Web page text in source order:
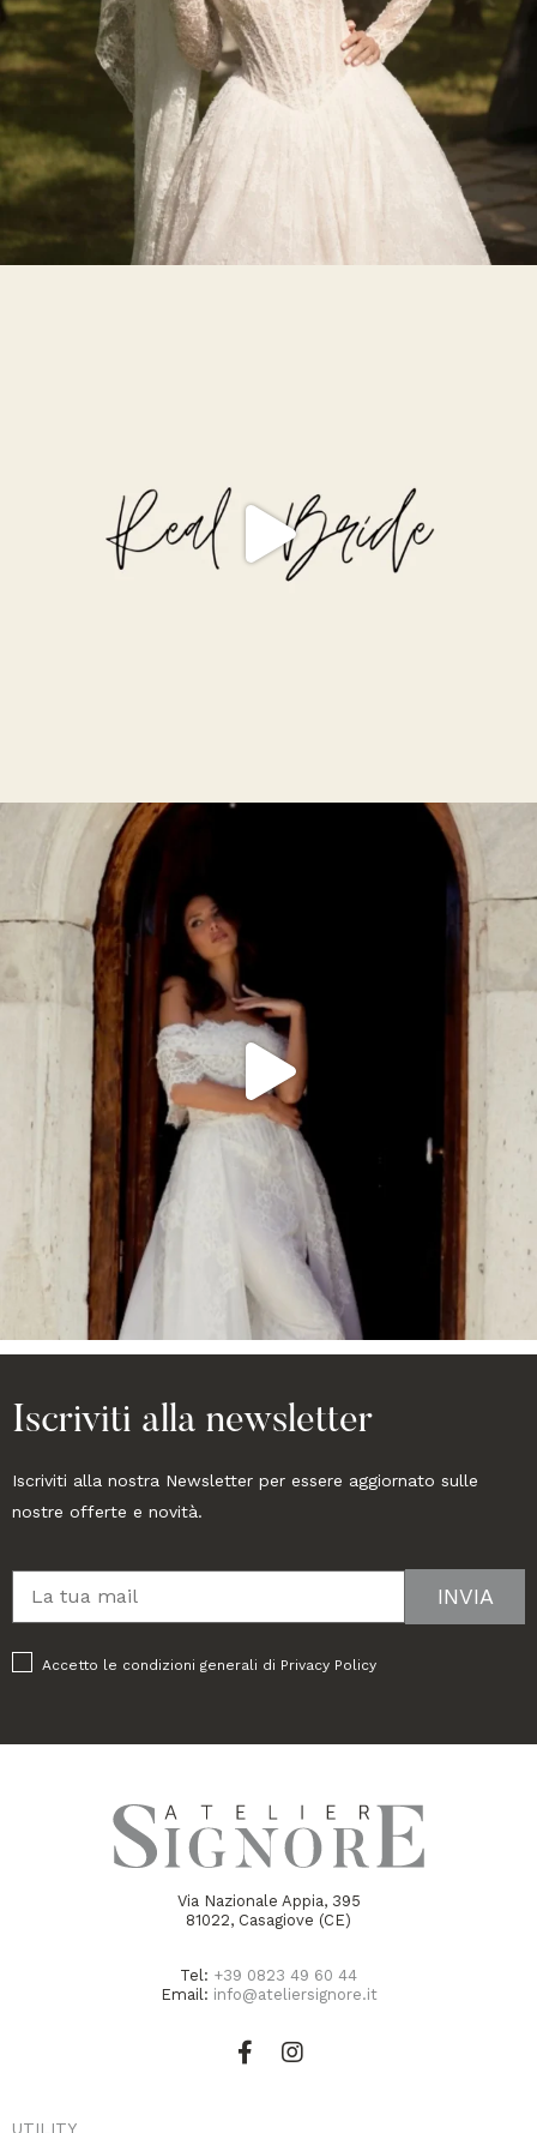
Iscriviti alla newsletter
Iscriviti alla nostra Newsletter per essere aggiornato sulle
nostre offerte e novità.
Accetto le condizioni generali di Privacy Policy
Via Nazionale Appia, 395
81022, Casagiove (CE)
Tel: +39 0823 49 60 44
Email: info@ateliersignore.it
UTILITY